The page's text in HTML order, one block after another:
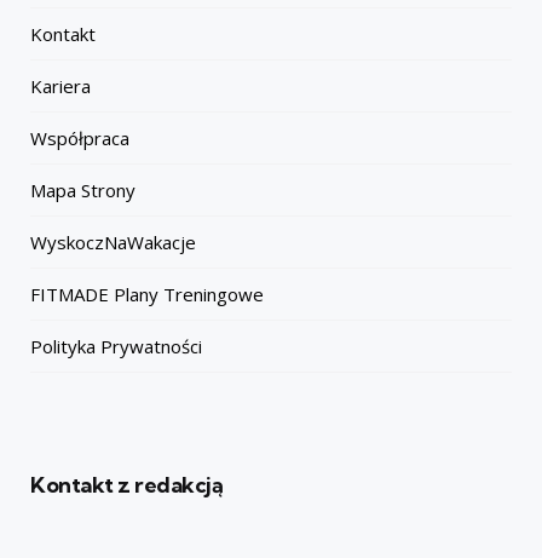
Kontakt
Kariera
Współpraca
Mapa Strony
WyskoczNaWakacje
FITMADE Plany Treningowe
Polityka Prywatności
Kontakt z redakcją